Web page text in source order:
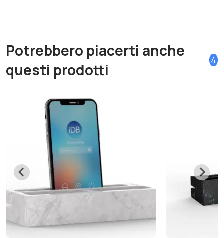
Potrebbero piacerti anche
questi prodotti
4